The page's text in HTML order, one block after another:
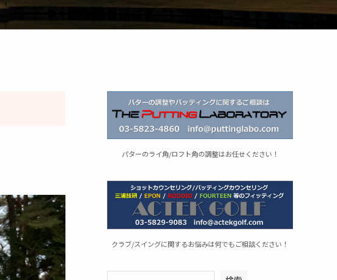
パターのライ角/ロフト角の調整はお任せください！
クラブ/スイングに関するお悩みは何でもご相談ください！